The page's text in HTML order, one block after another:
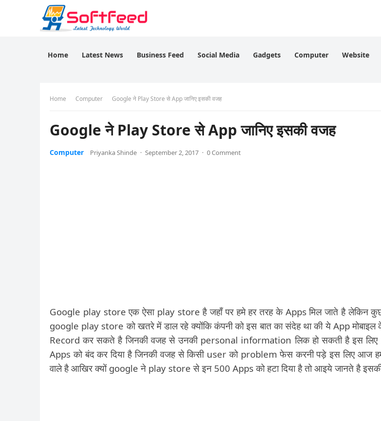
Home Latest News Business Feed Social Media Gadgets Computer Website
Home Computer Google ने Play Store से App जानिए इसकी वजह
Google ने Play Store से App जानिए इसकी वजह
Computer Priyanka Shinde · September 2, 2017 · 0 Comment
Google play store एक ऐसा play store है जहाँ पर हमे हर तरह के Apps मिल जाते है लेकिन
google play store को खतरे में डाल रहे क्योंकि कंपनी को इस बात का संदेह था की ये App मोबाइल के
Record कर सकते है जिनकी वजह से उनकी personal information लिक हो सकती है इस
Apps को बंद कर दिया है जिनकी वजह से किसी user को problem फेस करनी पड़े इस लिए आज
वाले है आखिर क्यों google ने play store से इन 500 Apps को हटा दिया है तो आइये जानते है